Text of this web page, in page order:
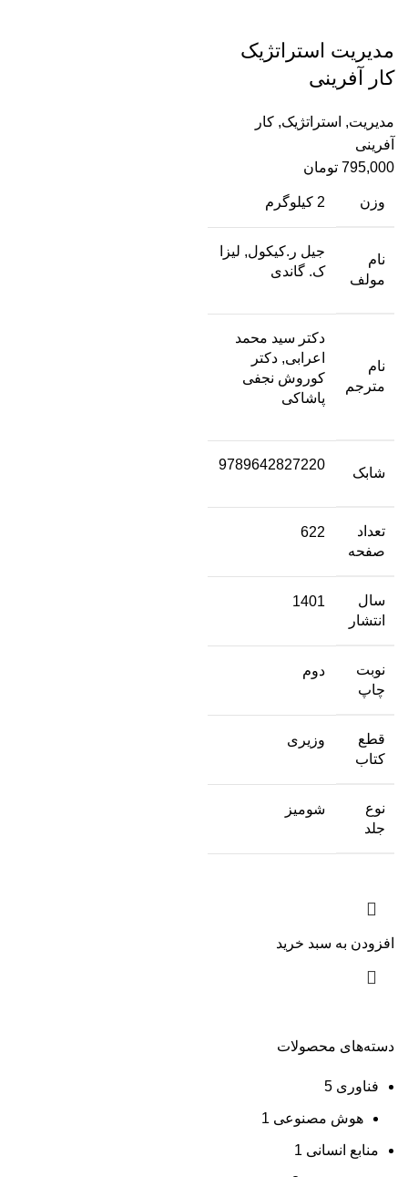
دسته‌های محصولات
فناوری 5
هوش مصنوعی 1
منابع انسانی 1
مدیریت استراتژیک
کار آفرینی
مدیریت, استراتژیک, کار
آفرینی
795,000 تومان
وزن 2 کیلوگرم
نام
مولف
جیل ر.کیکول, لیزا
ک. گاندی
نام
مترجم
دکتر سید محمد
اعرابی, دکتر
کوروش نجفی
پاشاکی
شابک
9789642827220
تعداد
صفحه
622
سال
انتشار
1401
نوبت
چاپ
دوم
قطع
کتاب
وزیری
نوع
جلد
شومیز
افزودن به سبد خرید